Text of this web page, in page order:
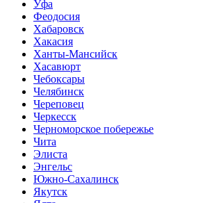
Уфа
Феодосия
Хабаровск
Хакасия
Ханты-Мансийск
Хасавюрт
Чебоксары
Челябинск
Череповец
Черкесск
Черноморское побережье
Чита
Элиста
Энгельс
Южно-Сахалинск
Якутск